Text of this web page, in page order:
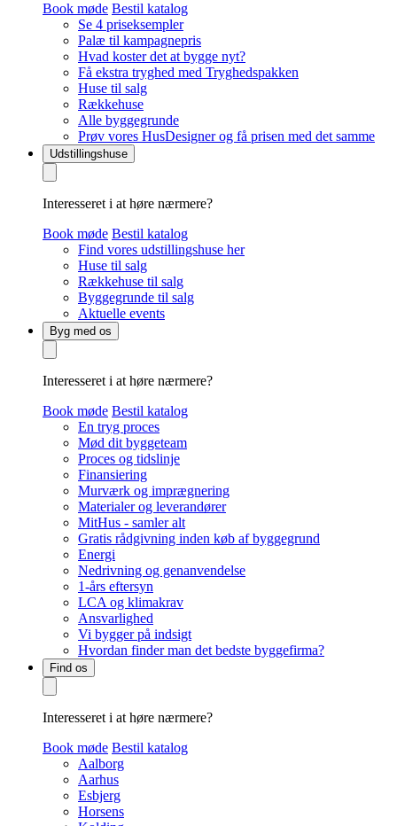
Book møde Bestil katalog
Se 4 priseksempler
Palæ til kampagnepris
Hvad koster det at bygge nyt?
Få ekstra tryghed med Tryghedspakken
Huse til salg
Rækkehuse
Alle byggegrunde
Prøv vores HusDesigner og få prisen med det samme
Udstillingshuse
Interesseret i at høre nærmere?
Book møde Bestil katalog
Find vores udstillingshuse her
Huse til salg
Rækkehuse til salg
Byggegrunde til salg
Aktuelle events
Byg med os
Interesseret i at høre nærmere?
Book møde Bestil katalog
En tryg proces
Mød dit byggeteam
Proces og tidslinje
Finansiering
Murværk og imprægnering
Materialer og leverandører
MitHus - samler alt
Gratis rådgivning inden køb af byggegrund
Energi
Nedrivning og genanvendelse
1-års eftersyn
LCA og klimakrav
Ansvarlighed
Vi bygger på indsigt
Hvordan finder man det bedste byggefirma?
Find os
Interesseret i at høre nærmere?
Book møde Bestil katalog
Aalborg
Aarhus
Esbjerg
Horsens